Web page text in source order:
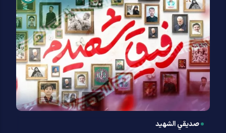
صديقي الشهيد